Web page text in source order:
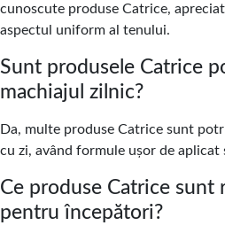
cunoscute produse Catrice,
aspectul uniform al tenului.
Sunt produsele Catrice
machiajul zilnic?
Da, multe produse Catrice sunt
cu zi, având formule ușor de
Ce produse Catrice sunt
pentru începători?